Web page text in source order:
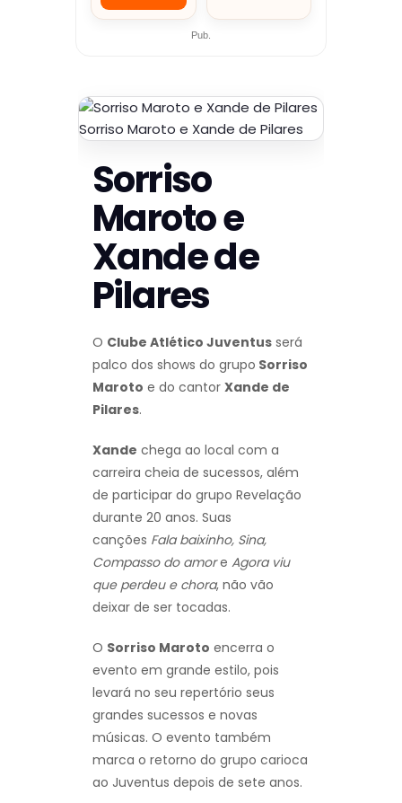
Pub.
Sorriso Maroto e Xande de Pilares
Sorriso
Maroto e
Xande de
Pilares
O Clube Atlético Juventus será
palco dos shows do grupo Sorriso
Maroto e do cantor Xande de
Pilares.
Xande chega ao local com a
carreira cheia de sucessos, além
de participar do grupo Revelação
durante 20 anos. Suas
canções Fala baixinho, Sina,
Compasso do amore Agora viu
que perdeu e chora, não vão
deixar de ser tocadas.
O Sorriso Maroto encerra o
evento em grande estilo, pois
levará no seu repertório seus
grandes sucessos e novas
músicas. O evento também
marca o retorno do grupo carioca
ao Juventus depois de sete anos.